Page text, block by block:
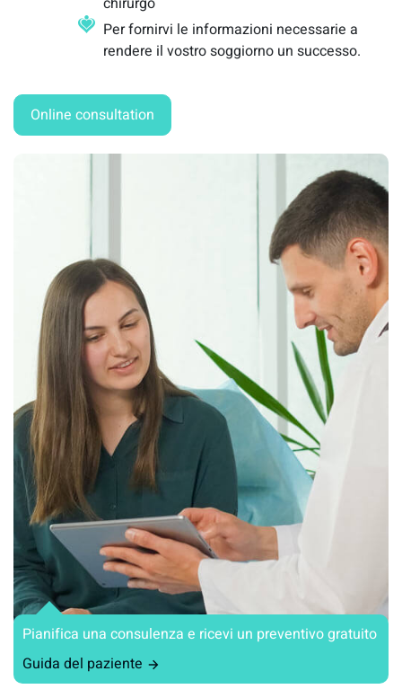
Per fornirvi le informazioni necessarie a
rendere il vostro soggiorno un successo.
Online consultation
Pianifica una consulenza e ricevi un preventivo gratuito
Guida del paziente